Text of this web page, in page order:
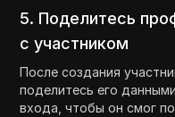
5. Поделитесь
с участником
После создания
поделитесь его
входа, чтобы он смог